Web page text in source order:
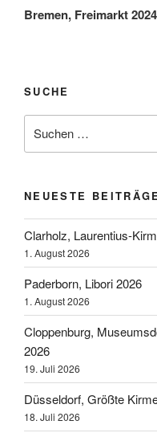
Beitrag
Bremen, Freimarkt 2024
SUCHE
nach:
NEUESTE BEITRÄGE
Clarholz, Laurentius-
1. August 2026
Paderborn, Libori 2026
1. August 2026
Cloppenburg,
2026
19. Juli 2026
Düsseldorf, Größte
18. Juli 2026